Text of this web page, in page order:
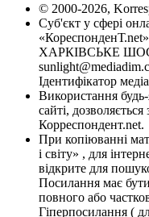
© 2000-2026,
Суб'єкт у сфері
ХАРКІВСЬКЕ
Ідентифікатор
Використання
сайті,
Корреспондент.net.
При копіюванні
і світу» , для
відкрите для
Посилання має
повного або
Гіперпосилання (